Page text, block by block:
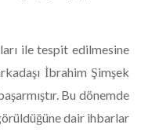
ile tespit edilmesine
İbrahim Şimşek
Bu dönemde
dair ihbarlar